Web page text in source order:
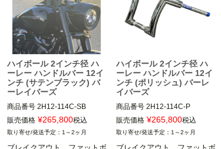
ハイボール 2インチ径 ハ
ーレー ハンドルバー 12イ
ンチ (サテンブラック) バ
ーレイバーズ
商品番号 2H12-114C-SB
販売価格 ¥265,800税込
1～2ヶ月
ハイボール 2インチ径 ハ
ーレー ハンドルバー 12イ
ンチ (ポリッシュ) バーレ
イバーズ
商品番号2H12-114C-P
販売価格 ¥265,800税込
1～2ヶ月